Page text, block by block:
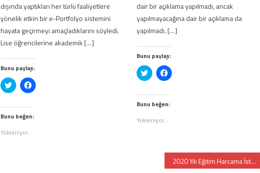
dışında yaptıkları her türlü faaliyetlere
yönelik etkin bir e-Portfolyo sistemini
hayata geçirmeyi amaçladıklarını söyledi.
Lise öğrencilerine akademik […]
Bunu paylaş:
Twitter
üzerinde
tıklayın
(Yeni
pencerede
Facebook'ta
paylaşmak
(Yeni
pencerede
Bunu beğen:
Yükleniyor...
dair bir açıklama yapılmadı, ancak
yapılmayacağına dair bir açıklama da
yapılmadı. […]
Bunu paylaş:
Twitter
üzerinde
tıklayın
(Yeni
pencerede
Facebook'ta
paylaşmak
(Yeni
pencerede
Bunu beğen:
Yükleniyor...
2020 Yılı Eğitim Harcama İstatistikleri Yayınlandı